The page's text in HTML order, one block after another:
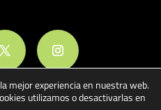
mejor experiencia en nuestra web.
utilizamos o desactivarlas en